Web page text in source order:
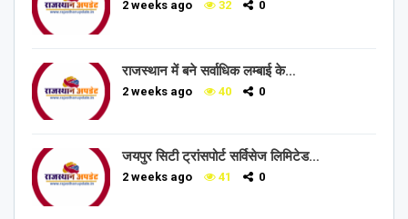
2 weeks ago 32 0
राजस्थान में बने सर्वाधिक लम्बाई के…
2 weeks ago 40 0
जयपुर सिटी ट्रांसपोर्ट सर्विसेज लिमिटेड…
2 weeks ago 41 0